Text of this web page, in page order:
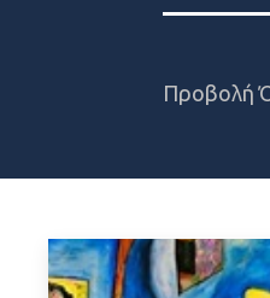
Προβολή